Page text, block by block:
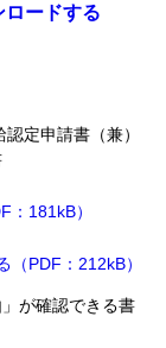
ロードする
定申請書（兼）
：181kB）
（PDF：212kB）
が確認できる書